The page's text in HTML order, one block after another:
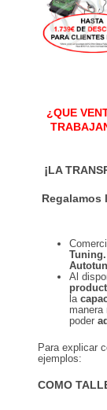
¿QUE
¡LA
Regalamos
Al
la
manera
poder
Para explicar
ejemplos:
COMO